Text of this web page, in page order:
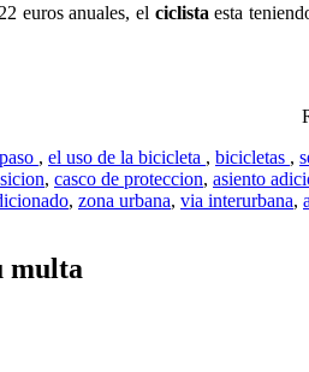
euros anuales, el ciclista esta
, el uso de la bicicleta , bicicletas ,
, casco de proteccion, asiento
, zona urbana, via interurbana,
multa